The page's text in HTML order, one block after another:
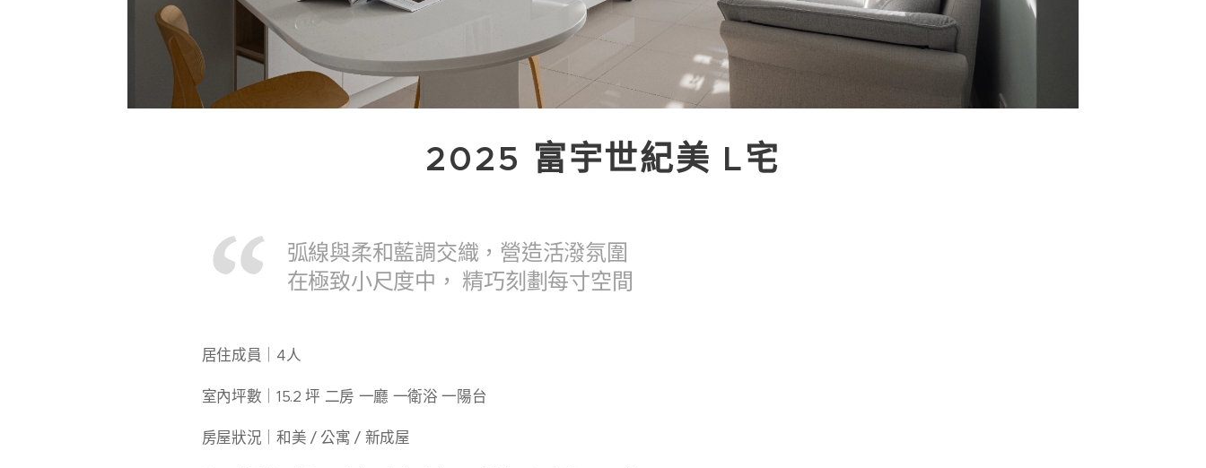
2025 富宇世紀美 L宅
弧線與柔和藍調交織，營造活潑氛圍
在極致小尺度中， 精巧刻劃每寸空間
居住成員｜4人
室內坪數｜15.2 坪 二房 一廳 一衛浴 一陽台
房屋狀況｜和美 / 公寓 / 新成屋